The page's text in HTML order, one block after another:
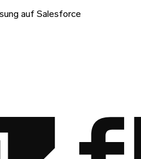
auf Salesforce